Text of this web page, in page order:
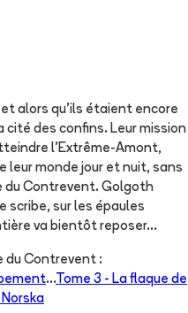
alors qu'ils étaient encore
des confins. Leur mission
l'Extrême-Amont,
leur monde jour et nuit, sans
du Contrevent. Golgoth
scribe, sur les épaules
va bientôt reposer...
du Contrevent :
...Tome 3 - La flaque de
Norska